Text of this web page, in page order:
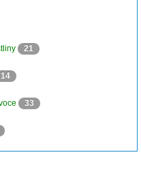
21
14
33